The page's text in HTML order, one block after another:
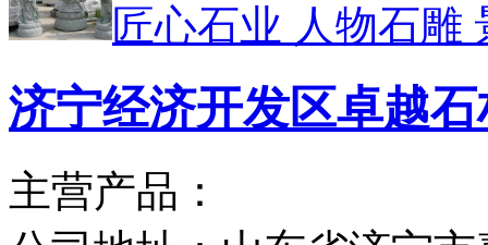
匠心石业 人物石雕
济宁经济开发区卓越
主营产品：